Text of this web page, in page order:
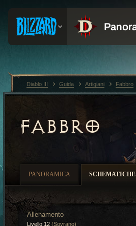
FABBRO
PANORAMICA SCHEMATICHE
Allenamento
Livello 12 (Sovrano)
Diablo III Guida Artigiani Fabbro